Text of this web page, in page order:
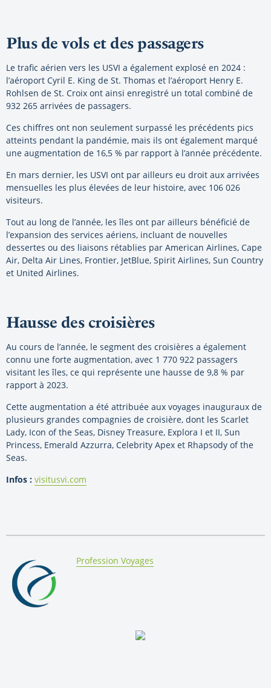
Plus de vols et des passagers
Le trafic aérien vers les USVI a également explosé en 2024 :
l’aéroport Cyril E. King de St. Thomas et l’aéroport Henry E.
Rohlsen de St. Croix ont ainsi enregistré un total combiné de
932 265 arrivées de passagers.
Ces chiffres ont non seulement surpassé les précédents pics
atteints pendant la pandémie, mais ils ont également marqué
une augmentation de 16,5 % par rapport à l’année précédente.
En mars dernier, les USVI ont par ailleurs eu droit aux arrivées
mensuelles les plus élevées de leur histoire, avec 106 026
visiteurs.
Tout au long de l’année, les îles ont par ailleurs bénéficié de
l’expansion des services aériens, incluant de nouvelles
dessertes ou des liaisons rétablies par American Airlines, Cape
Air, Delta Air Lines, Frontier, JetBlue, Spirit Airlines, Sun Country
et United Airlines.
Hausse des croisières
Au cours de l’année, le segment des croisières a également
connu une forte augmentation, avec 1 770 922 passagers
visitant les îles, ce qui représente une hausse de 9,8 % par
rapport à 2023.
Cette augmentation a été attribuée aux voyages inauguraux de
plusieurs grandes compagnies de croisière, dont les Scarlet
Lady, Icon of the Seas, Disney Treasure, Explora I et II, Sun
Princess, Emerald Azzurra, Celebrity Apex et Rhapsody of the
Seas.
Infos : visitusvi.com
By:
Profession Voyages